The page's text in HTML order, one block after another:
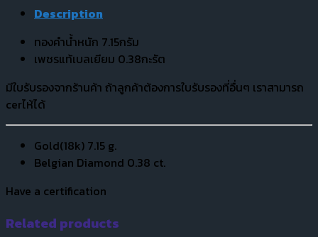
Description
ทองคำน้ำหนัก 7.15กรัม
เพชรแท้เบลเยียม 0.38กะรัต
มีใบรับรองจากร้านค้า ถ้าลูกค้าต้องการใบรับรองที่อื่นๆ เราสามารถ
cerไห้ได้
Gold(18k) 7.15 g.
Belgian Diamond 0.38 ct.
Have a certification
Related products